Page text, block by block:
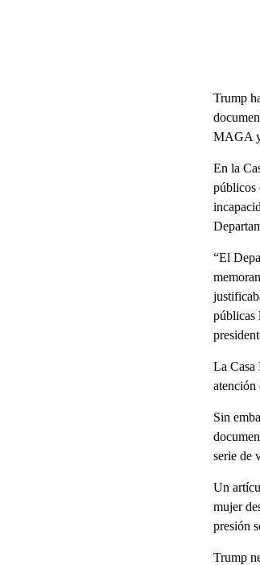
Trump
MAGA y
En la
públicos
“El
públicas
La Casa
atención
Sin
serie de
Un
mujer
presión
Trump